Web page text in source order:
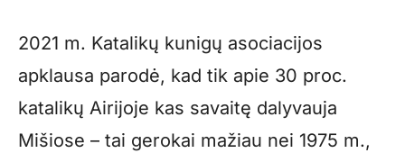
2021 m. Katalikų kunigų asociacijos
apklausa parodė, kad tik apie 30 proc.
katalikų Airijoje kas savaitę dalyvauja
Mišiose – tai gerokai mažiau nei 1975 m.,